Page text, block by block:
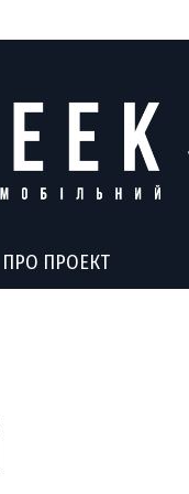
ПРО ПРОЕКТ